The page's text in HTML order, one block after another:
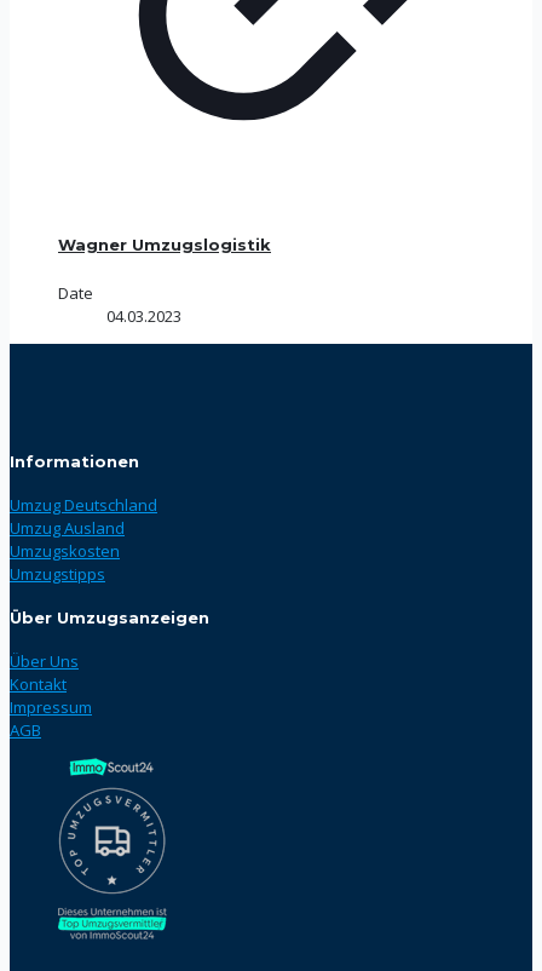
Wagner Umzugslogistik
Date
04.03.2023
Informationen
Umzug Deutschland
Umzug Ausland
Umzugskosten
Umzugstipps
Über Umzugsanzeigen
Über Uns
Kontakt
Impressum
AGB